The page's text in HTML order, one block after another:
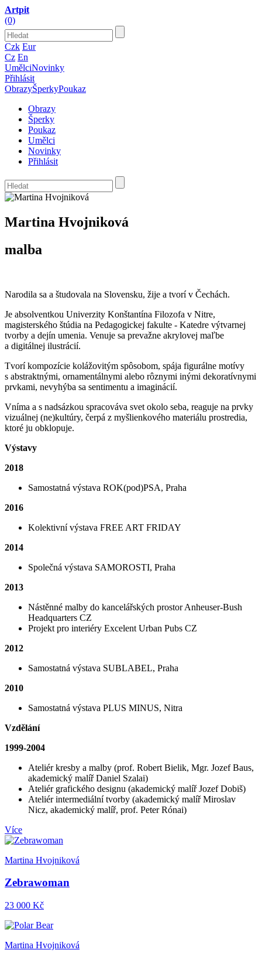
Artpit
(0)
Czk Eur
Cz En
UmělciNovinky
Přihlásit
ObrazyŠperkyPoukaz
Obrazy
Šperky
Poukaz
Umělci
Novinky
Přihlásit
Martina Hvojniková
malba
Narodila sa a študovala na Slovensku, žije a tvorí v Čechách.
Je absolventkou Univerzity Konštantína Filozofa v Nitre,
magisterského štúdia na Pedagogickej fakulte - Katedre výtvarnej
tvorby a dejín umenia. Venuje sa prevažne akrylovej maľbe
a digitálnej ilustrácií.
Tvorí kompozície kolážovitým spôsobom, spája figurálne motívy
s abstraktnými, ornamentálnymi alebo rôznymi inými dekoratívnymi
prvkami, nevyhýba sa sentimentu a imaginácií.
Vníma a s nadsázkou spracováva svet okolo seba, reaguje na prvky
vizuálnej (ne)kultúry, čerpá z myšlienkového materiálu prostredia,
ktoré ju obklopuje.
Výstavy
2018
Samostatná výstava ROK(pod)PSA, Praha
2016
Kolektivní výstava FREE ART FRIDAY
2014
Společná výstava SAMOROSTI, Praha
2013
Nástěnné malby do kancelářských prostor Anheuser-Bush
Headquarters CZ
Projekt pro interiéry Excelent Urban Pubs CZ
2012
Samostatná výstava SUBLABEL, Praha
2010
Samostatná výstava PLUS MINUS, Nitra
Vzdělání
1999-2004
Ateliér kresby a malby (prof. Robert Bielik, Mgr. Jozef Baus,
akademický malíř Daniel Szalai)
Ateliér grafického designu (akademický malíř Jozef Dobiš)
Ateliér intermediální tvorby (akademický malíř Miroslav
Nicz, akademický malíř, prof. Peter Rónai)
Více
Martina Hvojniková
Zebrawoman
23 000 Kč
Martina Hvojniková